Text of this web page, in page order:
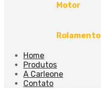
Motor
Rolamento
Home
Produtos
A Carleone
Contato